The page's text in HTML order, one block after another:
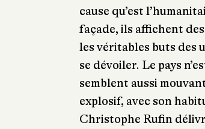
cause qu’est
façade, ils affichent
les véritables buts des
se dévoiler. Le pays
semblent aussi
explosif, avec son
Christophe Rufin